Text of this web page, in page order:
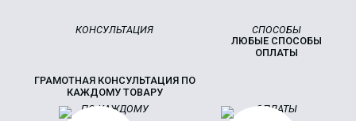
ГРАМОТНАЯ КОНСУЛЬТАЦИЯ ПО
КАЖДОМУ ТОВАРУ
ЛЮБЫЕ СПОСОБЫ
ОПЛАТЫ